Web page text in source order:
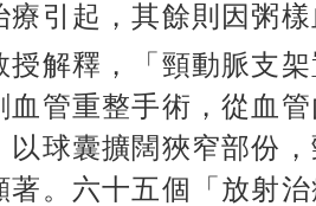
療引起，其餘則因粥
授解釋，「頸動脈支
血管重整手術，從血
以球囊擴闊狹窄部份
著。六十五個「放射